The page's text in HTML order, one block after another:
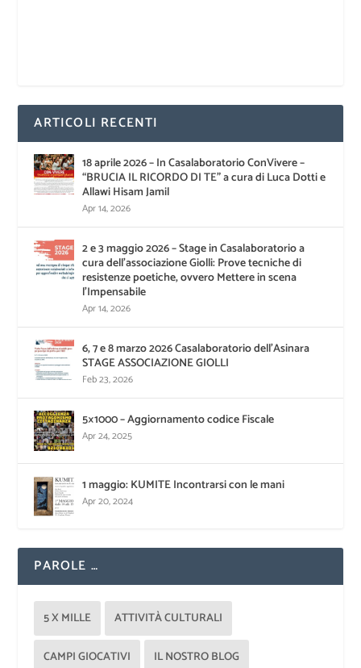
ARTICOLI RECENTI
18 aprile 2026 – In Casalaboratorio ConVivere –
“BRUCIA IL RICORDO DI TE” a cura di Luca Dotti e
Allawi Hisam Jamil
Apr 14, 2026
2 e 3 maggio 2026 – Stage in Casalaboratorio a
cura dell’associazione Giolli: Prove tecniche di
resistenze poetiche, ovvero Mettere in scena
l’Impensabile
Apr 14, 2026
6, 7 e 8 marzo 2026 Casalaboratorio dell’Asinara
STAGE ASSOCIAZIONE GIOLLI
Feb 23, 2026
5×1000 – Aggiornamento codice Fiscale
Apr 24, 2025
1 maggio: KUMITE Incontrarsi con le mani
Apr 20, 2024
PAROLE …
5 X MILLE ATTIVITÀ CULTURALI
CAMPI GIOCATIVI IL NOSTRO BLOG